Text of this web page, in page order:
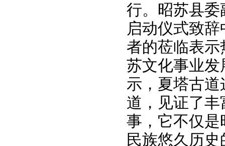
行。 昭苏县委
启动仪式致
者的莅临表
苏文化事业
示，夏塔古
道，见证了
事，它不仅
民族悠久历